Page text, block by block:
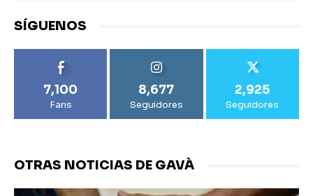
SÍGUENOS
7,100
Fans
8,677
Seguidores
2,925
Seguidores
OTRAS NOTICIAS DE GAVÀ